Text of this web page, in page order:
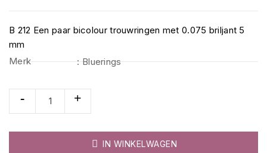
B 212 Een paar bicolour trouwringen met 0.075 briljant 5
mm
Merk
: Bluerings
 IN WINKELWAGEN